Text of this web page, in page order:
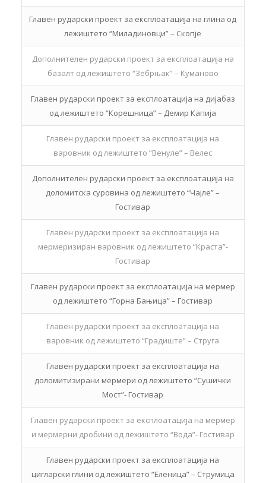
Главен рударски проект за експлоатација на глина од
лежиштето “Миладиновци” – Скопје
Дополнителен рударски проект за експлоатација на
базалт од лежиштето “Зебрњак” – Куманово
Главен рударски проект за експлоатација на дијабаз
од лежиштето “Корешница” – Демир Капија
Главен рударски проект за експлоатација на
варовник од лежиштето “Венуле” – Велес
Дополнителен рударски проект за експлоатација на
доломитска суровина од лежиштето “Чајле” –
Гостивар
Главен рударски проект за експлоатација на
мермеризиран варовник од лежиштето “Краста”-
Гостивар
Главен рударски проект за експлоатација на мермер
од лежиштето “Горна Бањица” – Гостивар
Главен рударски проект за експлоатација на
варовник од лежиштето “Градиште” – Струга
Главен рударски проект за експлоатација на
доломитизирани мермери од лежиштето “Сушички
Мост”- Гостивар
Главен рударски проект за експлоатација на мермер
и мермерни дробини од лежиштето “Вода”- Гостивар
Главен рударски проект за експлоатација на
цигларски глини од лежиштето “Еленица” – Струмица